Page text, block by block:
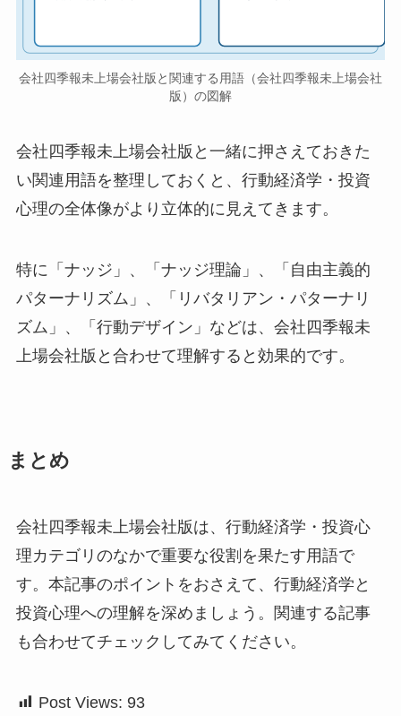
会社四季報未上場会社版と関連する用語（会社四季報未上場会社
版）の図解
会社四季報未上場会社版と一緒に押さえておきた
い関連用語を整理しておくと、行動経済学・投資
心理の全体像がより立体的に見えてきます。
特に「ナッジ」、「ナッジ理論」、「自由主義的
パターナリズム」、「リバタリアン・パターナリ
ズム」、「行動デザイン」などは、会社四季報未
上場会社版と合わせて理解すると効果的です。
まとめ
会社四季報未上場会社版は、行動経済学・投資心
理カテゴリのなかで重要な役割を果たす用語で
す。本記事のポイントをおさえて、行動経済学と
投資心理への理解を深めましょう。関連する記事
も合わせてチェックしてみてください。
Post Views: 93